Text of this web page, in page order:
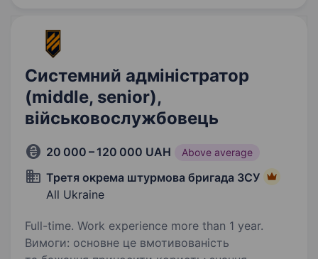
Системний адміністратор
(middle, senior),
військовослужбовець
20 000 – 120 000 UAH Above average
Третя окрема штурмова бригада ЗСУ
All Ukraine
Full-time. Work experience more than 1 year.
Вимоги: основне це вмотивованість